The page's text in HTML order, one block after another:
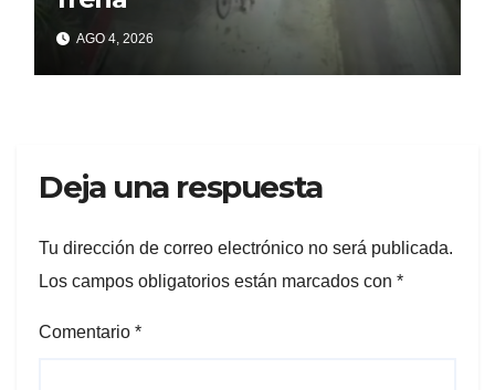
AGO 4, 2026
Deja una respuesta
Tu dirección de correo electrónico no será publicada.
Los campos obligatorios están marcados con *
Comentario *